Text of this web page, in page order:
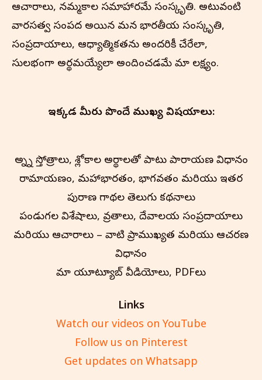
ఆచారాలు, నమ్మకాల సమాహారమే సంస్కృతి. అటువంటి
వారసత్వ సంపద అయిన మన భారతీయ సంస్కృతి,
సంప్రదాయాలు, ఆధ్యాత్మికతను అందరికీ చేరేలా,
సులభంగా అర్థమయ్యేలా అందించడమే మా లక్ష్యం.
ఇక్కడ మీరు పొందే ముఖ్య విషయాలు:
అన్న్ని స్తోత్రాలు, శ్లోకాల అర్థాలతో పాటు పారాయణ విధానం
రామాయణం, మహాభారతం, భాగవతం మరియు ఇతర
పురాణ గాథల తెలుగు కథనాలు
పండుగల విశేషాలు, వ్రతాలు, దేవాలయ సంప్రదాయాలు
మరియు ఆచారాలు – వాటి ప్రాముఖ్యత మరియు ఆచరణ
విధానం
మా యూట్యూబ్ వీడియోలు, PDFలు
Links
Watch our videos on YouTube
Follow us on Pinterest
Get updates on Whatsapp